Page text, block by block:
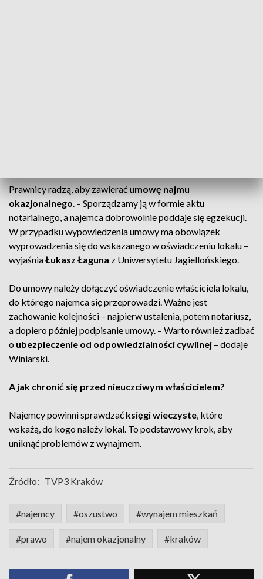
Prawnicy radzą, aby zawieraćumowę najmu
okazjonalnego. – Sporządzamy ją w formie aktu
notarialnego, a najemca dobrowolnie poddaje się egzekucji.
W przypadku wypowiedzenia umowy ma obowiązek
wyprowadzenia się do wskazanego w oświadczeniu lokalu –
wyjaśniaŁukasz Łaguna z Uniwersytetu Jagiellońskiego.
Do umowy należy dołączyć oświadczenie właściciela lokalu,
do którego najemca się przeprowadzi. Ważne jest
zachowanie kolejności – najpierw ustalenia, potem notariusz,
a dopiero później podpisanie umowy. – Warto również zadbać
o ubezpieczenie od odpowiedzialności cywilnej – dodaje
Winiarski.
A jak chronić się przed nieuczciwym właścicielem?
Najemcy powinni sprawdzać księgi wieczyste, które
wskażą, do kogo należy lokal. To podstawowy krok, aby
uniknąć problemów z wynajmem.
Źródło: TVP3 Kraków
#najemcy #oszustwo #wynajem mieszkań
#prawo #najem okazjonalny #kraków